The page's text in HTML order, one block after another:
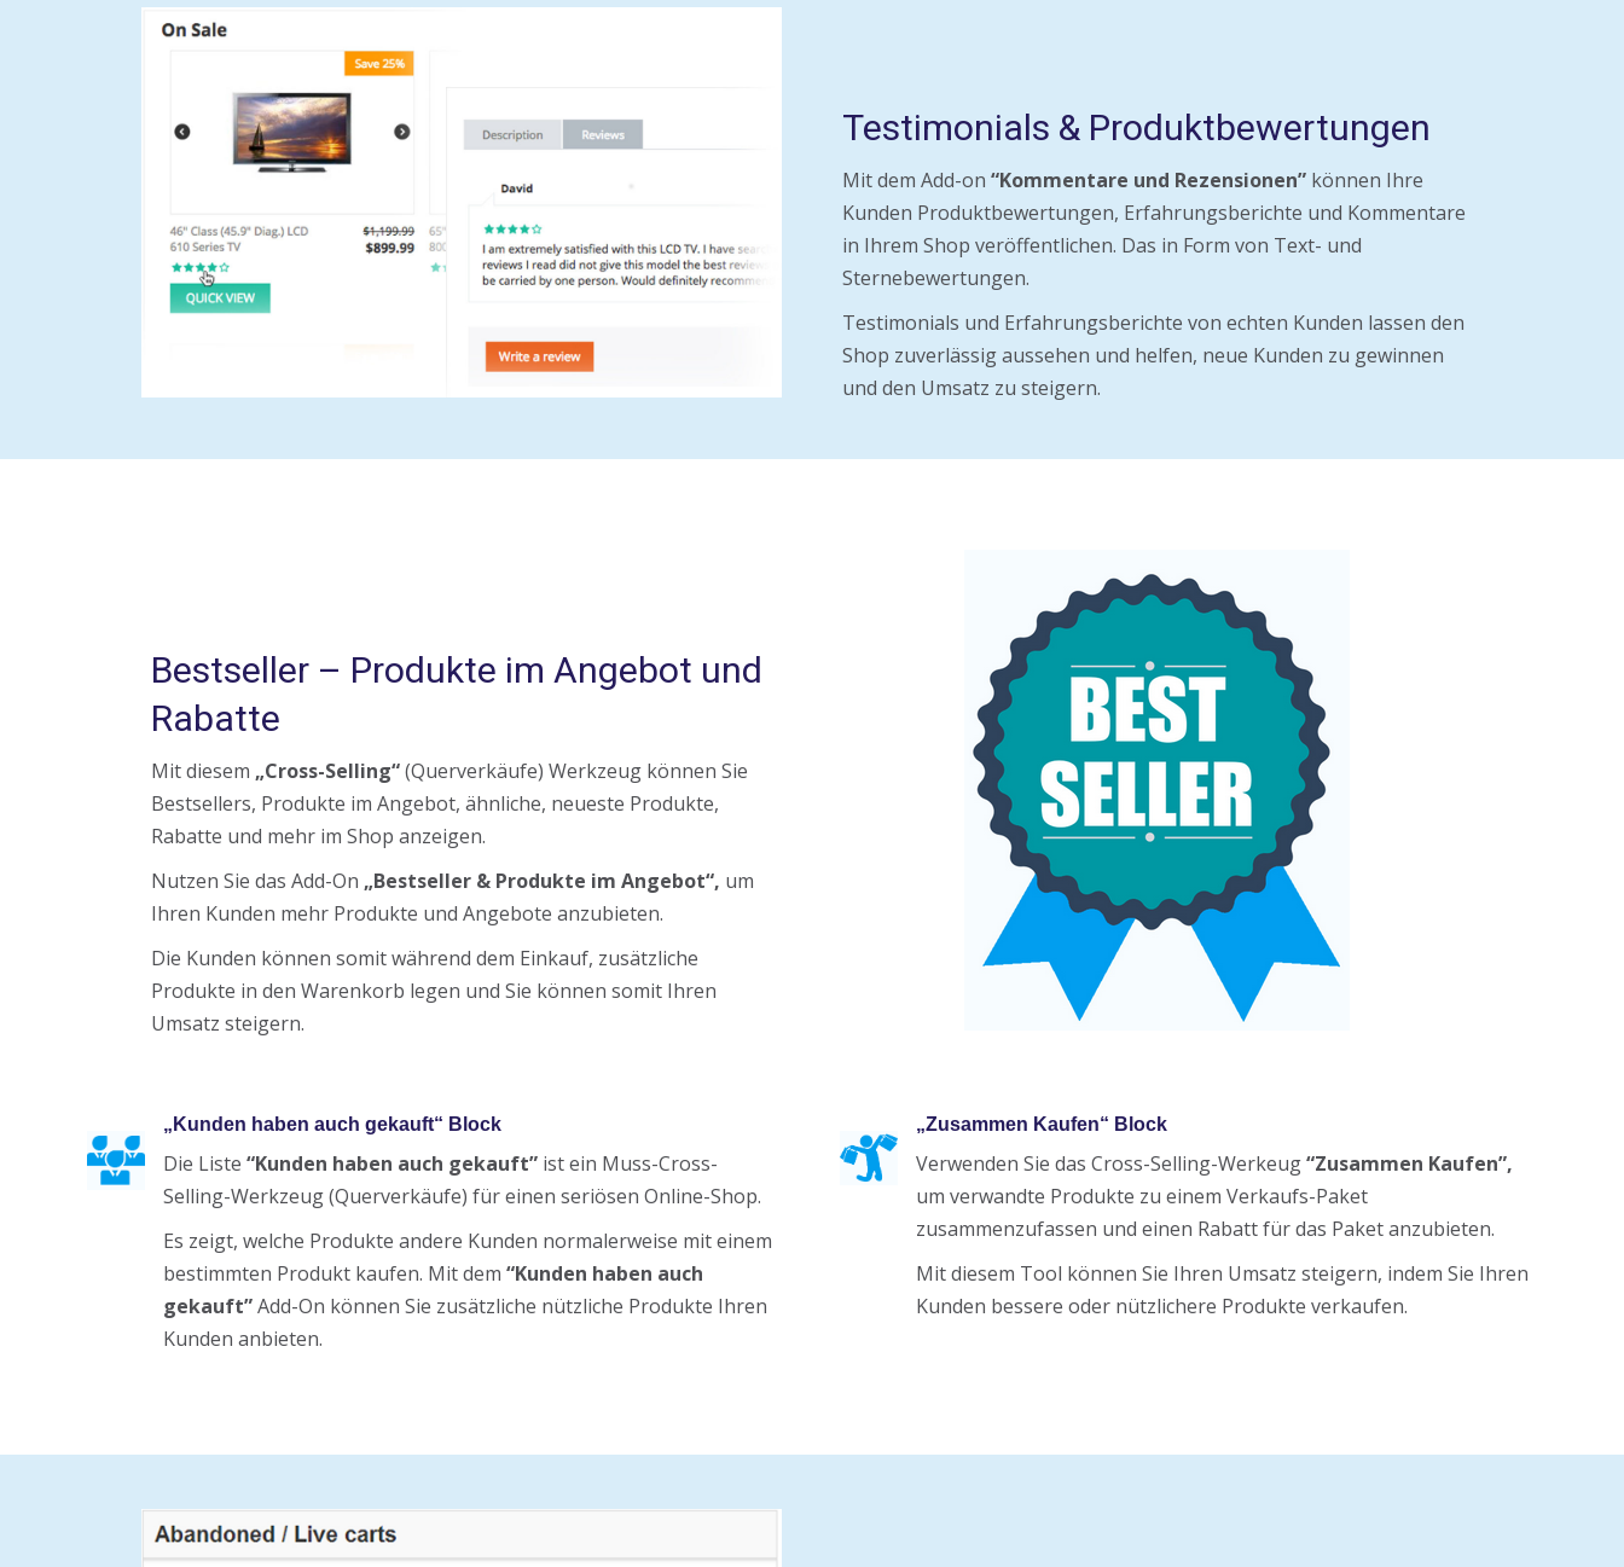
Testimonials & Produktbewertungen
Mit dem Add-on “Kommentare und Rezensionen” können Ihre
Kunden Produktbewertungen, Erfahrungsberichte und Kommentare
in Ihrem Shop veröffentlichen. Das in Form von Text- und
Sternebewertungen.
Testimonials und Erfahrungsberichte von echten Kunden lassen den
Shop zuverlässig aussehen und helfen, neue Kunden zu gewinnen
und den Umsatz zu steigern.
Bestseller – Produkte im Angebot und
Rabatte
Mit diesem „Cross-Selling“(Querverkäufe) Werkzeug können Sie
Bestsellers, Produkte im Angebot, ähnliche, neueste Produkte,
Rabatte und mehr im Shop anzeigen.
Nutzen Sie das Add-On „Bestseller & Produkte im Angebot“, um
Ihren Kunden mehr Produkte und Angebote anzubieten.
Die Kunden können somit während dem Einkauf, zusätzliche
Produkte in den Warenkorb legen und Sie können somit Ihren
Umsatz steigern.
„Kunden haben auch gekauft“ Block
Die Liste “Kunden haben auch gekauft” ist ein Muss-Cross-
Selling-Werkzeug (Querverkäufe) für einen seriösen Online-Shop.
Es zeigt, welche Produkte andere Kunden normalerweise mit einem
bestimmten Produkt kaufen. Mit dem “Kunden haben auch
gekauft”Add-On können Sie zusätzliche nützliche Produkte Ihren
Kunden anbieten.
„Zusammen Kaufen“ Block
Verwenden Sie das Cross-Selling-Werkeug“Zusammen Kaufen”,
um verwandte Produkte zu einem Verkaufs-Paket
zusammenzufassen und einen Rabatt für das Paket anzubieten.
Mit diesem Tool können Sie Ihren Umsatz steigern, indem Sie Ihren
Kunden bessere oder nützlichere Produkte verkaufen.